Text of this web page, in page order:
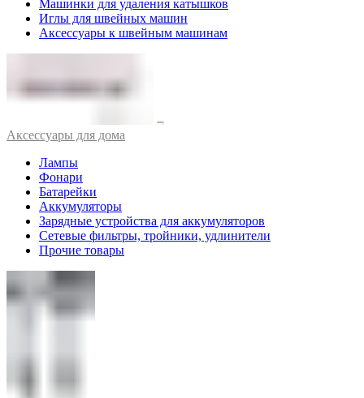
Машинки для удаления катышков
Иглы для швейных машин
Аксессуары к швейным машинам
Аксессуары для дома
Лампы
Фонари
Батарейки
Аккумуляторы
Зарядные устройства для аккумуляторов
Сетевые фильтры, тройники, удлинители
Прочие товары